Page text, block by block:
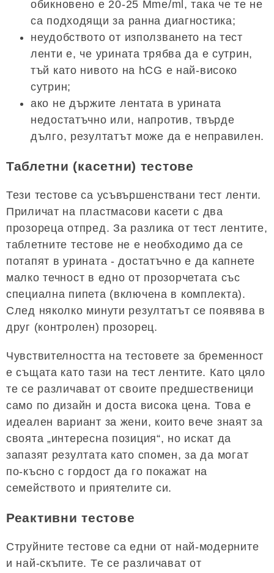
обикновено е 20-25 Mme/ml, така че те не
са подходящи за ранна диагностика;
неудобството от използването на тест
ленти е, че урината трябва да е сутрин,
тъй като нивото на hCG е най-високо
сутрин;
ако не държите лентата в урината
недостатъчно или, напротив, твърде
дълго, резултатът може да е неправилен.
Таблетни (касетни) тестове
Тези тестове са усъвършенствани тест ленти.
Приличат на пластмасови касети с два
прозореца отпред. За разлика от тест лентите,
таблетните тестове не е необходимо да се
потапят в урината - достатъчно е да капнете
малко течност в едно от прозорчетата със
специална пипета (включена в комплекта).
След няколко минути резултатът се появява в
друг (контролен) прозорец.
Чувствителността на тестовете за бременност
е същата като тази на тест лентите. Като цяло
те се различават от своите предшественици
само по дизайн и доста висока цена. Това е
идеален вариант за жени, които вече знаят за
своята „интересна позиция“, но искат да
запазят резултата като спомен, за да могат
по-късно с гордост да го покажат на
семейството и приятелите си.
Реактивни тестове
Струйните тестове са едни от най-модерните
и най-скъпите. Те се различават от